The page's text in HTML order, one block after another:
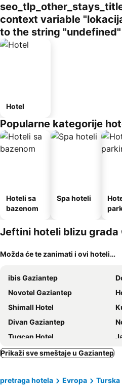
context variable
to the string "undefined"
Hotel
Popularne kategorije
Hoteli sa
bazenom
Spa hoteli
Jeftini hoteli blizu grada
Možda će te zanimati i ovi hoteli…
ibis Gaziantep
Novotel Gaziantep
Shimall Hotel
Divan Gaziantep
Tugcan Hotel
Prikaži sve smeštaje u Gaziantep
pretraga hotela Evropa Turska